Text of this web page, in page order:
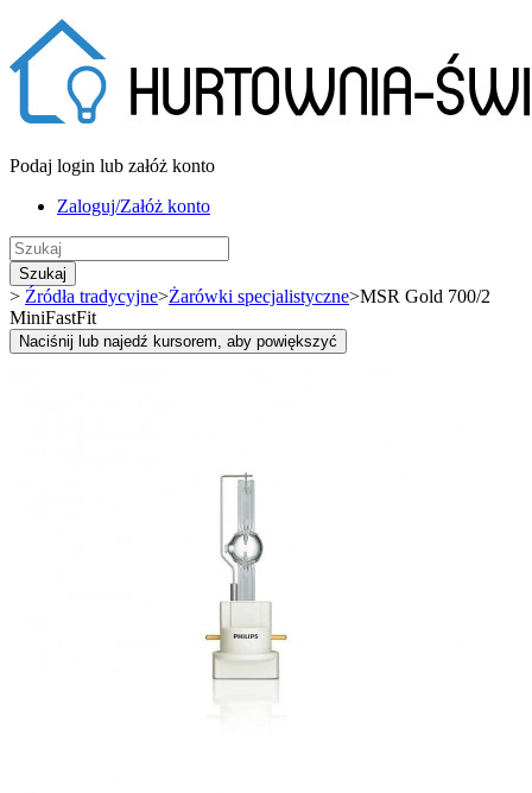
Podaj login lub załóż konto
Zaloguj/Załóż konto
Szukaj
> Źródła tradycyjne>Żarówki specjalistyczne>MSR Gold 700/2
MiniFastFit
Naciśnij lub najedź kursorem, aby powiększyć